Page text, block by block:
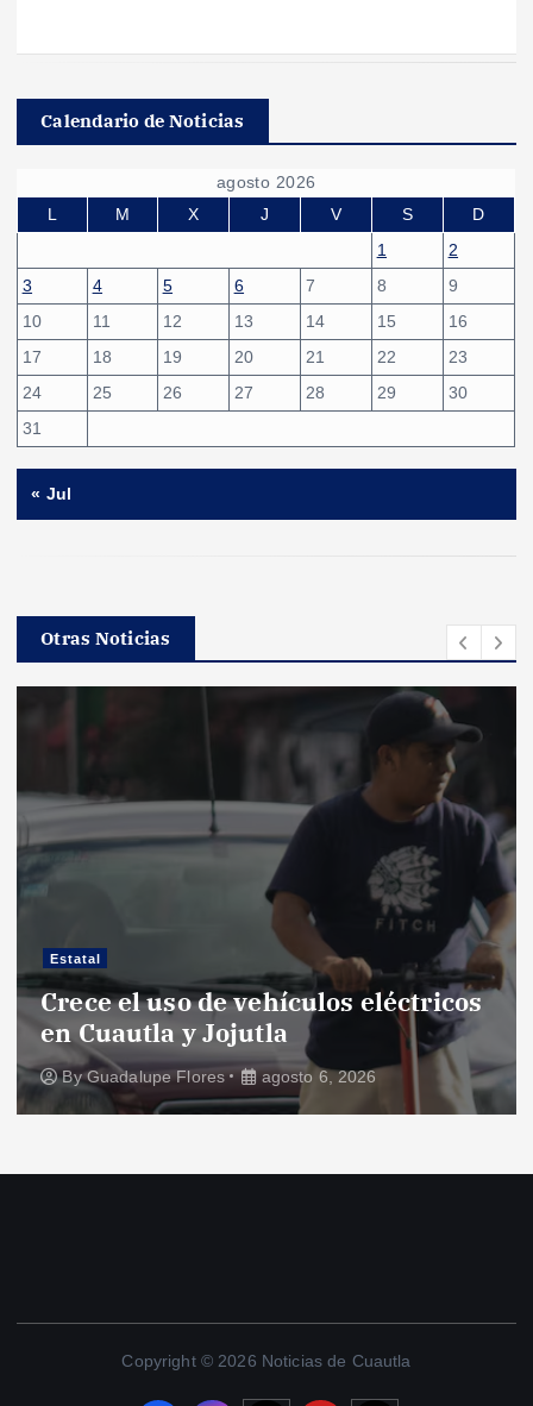
Calendario de Noticias
agosto 2026
L
M X J V S
D
1
2
3
4 5 6 7 8
9
10
11 12 13 14 15
16
17
18 19 20 21 22
23
24
25 26 27 28 29
30
31
« Jul
Otras Noticias
Estatal
Crece el uso de vehículos eléctricos
en Cuautla y Jojutla
ByGuadalupe Flores agosto 6, 2026
Copyright © 2026 Noticias de Cuautla